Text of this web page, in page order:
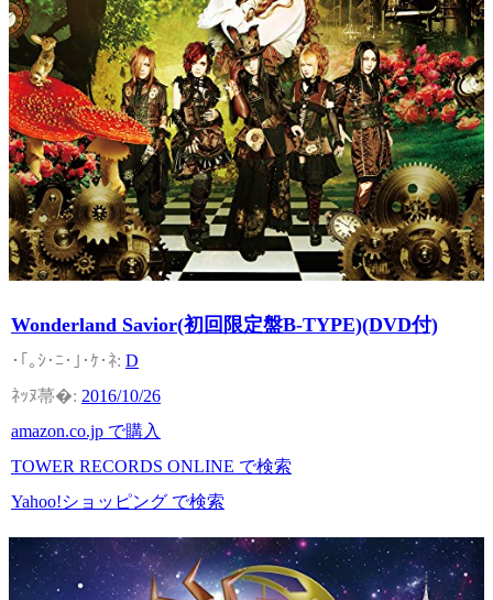
Wonderland Savior(初回限定盤B-TYPE)(DVD付)
D
2016/10/26
amazon.co.jp で購入
TOWER RECORDS ONLINE で検索
Yahoo!ショッピング で検索